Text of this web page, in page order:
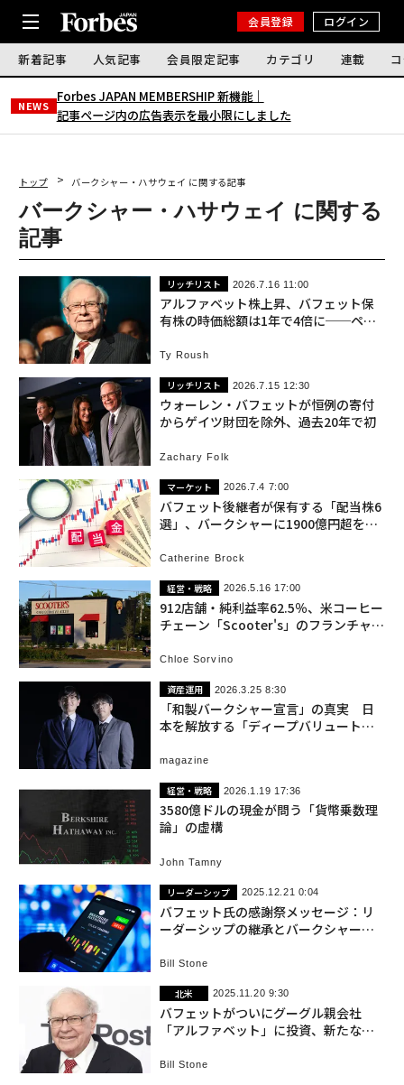
会員登録 ログイン
新着記事 人気記事 会員限定記事 カテゴリ 連載
NEWS
Forbes JAPAN MEMBERSHIP 新機能｜
記事ページ内の広告表示を最小限にしました
トップ バークシャー・ハサウェイ に関する記事
バークシャー・ハサウェイ に関する
記事
リッチリスト 2026.7.16 11:00
アルファベット株上昇、バフェット保
有株の時価総額は1年で4倍に──ペイ
Ty Roush
リッチリスト 2026.7.15 12:30
ウォーレン・バフェットが恒例の寄付
からゲイツ財団を除外、過去20年で初
Zachary Folk
マーケット 2026.7.4 7:00
バフェット後継者が保有する「配当株6
選」、バークシャーに1900億円超をも
Catherine Brock
経営・戦略 2026.5.16 17:00
912店舗・純利益率62.5％、米コーヒー
チェーン「Scooter's」のフランチャイ
Chloe Sorvino
資産運用 2026.3.25 8:30
「和製バークシャー宣言」の真実 日
本を解放する「ディープバリュートレ
magazine
経営・戦略 2026.1.19 17:36
3580億ドルの現金が問う「貨幣乗数理
論」の虚構
John Tamny
リーダーシップ 2025.12.21 0:04
バフェット氏の感謝祭メッセージ：リ
ーダーシップの継承とバークシャー・
Bill Stone
北米 2025.11.20 9:30
バフェットがついにグーグル親会社
「アルファベット」に投資、新たな投
Bill Stone